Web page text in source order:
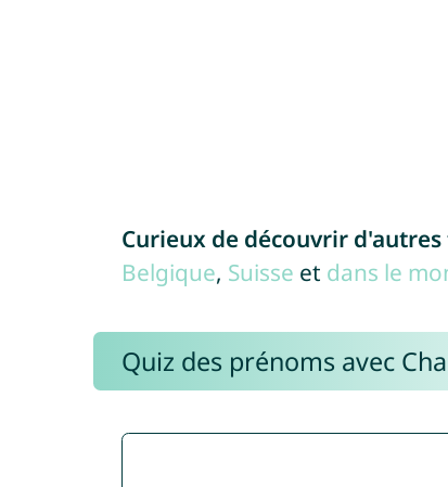
Curieux de découvrir d'autres
Belgique, Suisse et dans le
Quiz des prénoms avec